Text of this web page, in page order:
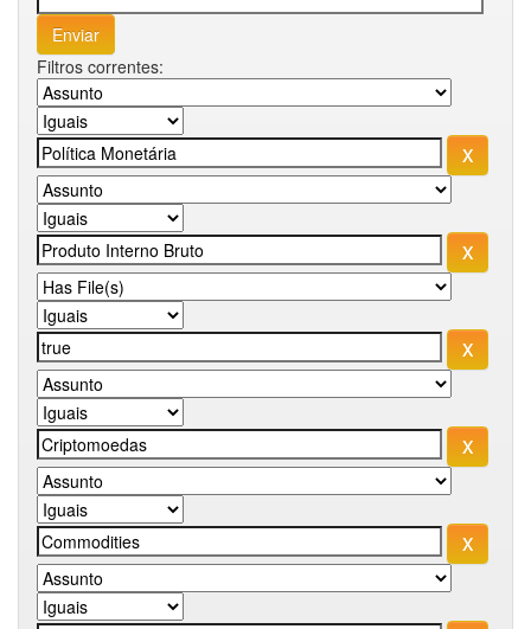
Filtros correntes: